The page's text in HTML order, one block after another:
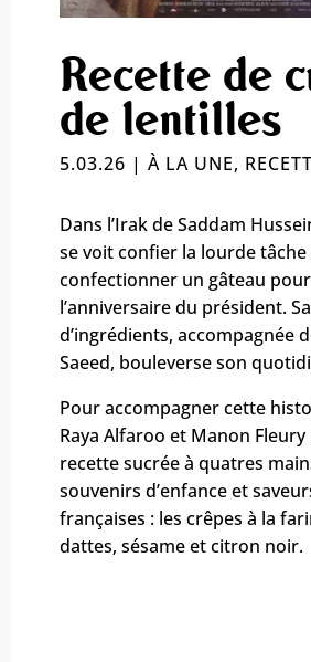
Recette de
de lentilles
5.03.26 | À LA UNE,
Dans l’Irak de Saddam
se voit confier la lourde tâche
confectionner un gâteau
l’anniversaire du président.
d’ingrédients, accompagnée
Saeed, bouleverse son
Pour accompagner cette
Raya Alfaroo et Manon
recette sucrée à quatres
souvenirs d’enfance et
françaises : les crêpes à la
dattes, sésame et citron noir.